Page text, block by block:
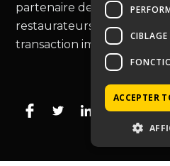
partenaire de choix pour
restaurateurs, vous
transaction immobilière.
CIBLAGE
ACCEPTER